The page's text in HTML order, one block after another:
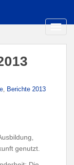
Berichte 2013
genutzt.